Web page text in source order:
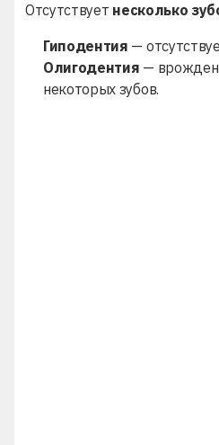
Отсутствует несколько
Гиподентия —
Олигодентия —
некоторых зубов.